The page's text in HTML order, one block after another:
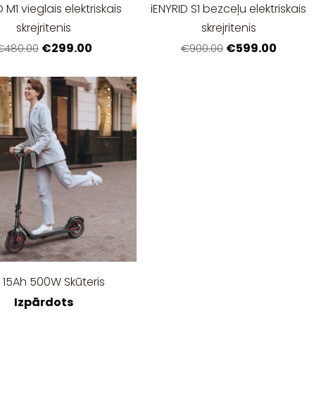
M1 vieglais elektriskais
skrejritenis
€299.00
iENYRID S1 bezceļu elektriskais
skrejritenis
€900.00 €599.00
15Ah 500W Skūteris
Izpārdots